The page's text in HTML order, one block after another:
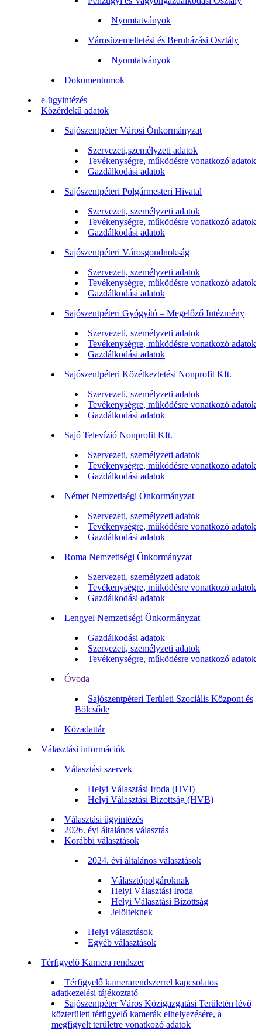
Nyomtatványok
Városüzemeltetési és Beruházási Osztály
Nyomtatványok
Dokumentumok
e-ügyintézés
Közérdekű adatok
Sajószentpéter Városi Önkormányzat
Szervezeti,személyzeti adatok
Tevékenységre, működésre vonatkozó adatok
Gazdálkodási adatok
Sajószentpéteri Polgármesteri Hivatal
Szervezeti, személyzeti adatok
Tevékenységre, működésre vonatkozó adatok
Gazdálkodási adatok
Sajószentpéteri Városgondnokság
Szervezeti, személyzeti adatok
Tevékenységre, működésre vonatkozó adatok
Gazdálkodási adatok
Sajószentpéteri Gyógyító – Megelőző Intézmény
Szervezeti, személyzeti adatok
Tevékenységre, működésre vonatkozó adatok
Gazdálkodási adatok
Sajószentpéteri Közétkeztetési Nonprofit Kft.
Szervezeti, személyzeti adatok
Tevékenységre, működésre vonatkozó adatok
Gazdálkodási adatok
Sajó Televízió Nonprofit Kft.
Szervezeti, személyzeti adatok
Tevékenységre, működésre vonatkozó adatok
Gazdálkodási adatok
Német Nemzetiségi Önkormányzat
Szervezeti, személyzeti adatok
Tevékenységre, működésre vonatkozó adatok
Gazdálkodási adatok
Roma Nemzetiségi Önkormányzat
Szervezeti, személyzeti adatok
Tevékenységre, működésre vonatkozó adatok
Gazdálkodási adatok
Lengyel Nemzetiségi Önkormányzat
Gazdálkodási adatok
Szervezeti, személyzeti adatok
Tevékenységre, működésre vonatkozó adatok
Óvoda
Sajószentpéteri Területi Szociális Központ és
Bölcsőde
Közadattár
Választási információk
Választási szervek
Helyi Választási Iroda (HVI)
Helyi Választási Bizottság (HVB)
Választási ügyintézés
2026. évi általános választás
Korábbi választások
2024. évi általános választások
Választópolgároknak
Helyi Választási Iroda
Helyi Választási Bizottság
Jelölteknek
Helyi választások
Egyéb választások
Térfigyelő Kamera rendszer
Térfigyelő kamerarendszerrel kapcsolatos
adatkezelési tájékoztató
Sajószentpéter Város Közigazgatási Területén lévő
közterületi térfigyelő kamerák elhelyezésére, a
megfigyelt területre vonatkozó adatok